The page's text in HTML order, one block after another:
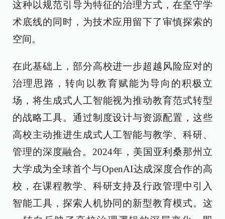
这种以规范引导为特征的治理方式，在坚守学
术底线的同时，为技术应用留下了审慎探索的
空间。
在此基础上，部分高校进一步超越风险应对的
治理思路，转向以教育赋能为导向的积极立
场，将生成式人工智能视为推动教育范式转型
的战略工具。通过制度设计与资源配置，这些
高校主动推进生成式人工智能与教学、科研、
管理的深度融合。2024年，美国亚利桑那州立
大学成为全球首个与OpenAI达成深度合作的高
校，在课程教学、科研支持及行政管理中引入
智能工具，探索人机协同的新型教育模式。这